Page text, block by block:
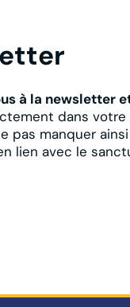
à la newsletter
dans
pas manquer
lien avec le